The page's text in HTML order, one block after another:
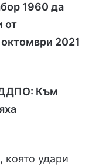
1960 да
от
2021
Към
която удари